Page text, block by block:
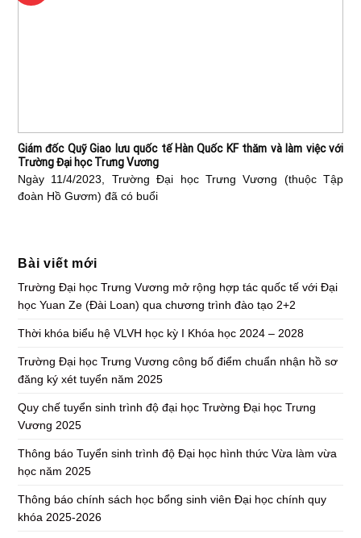
Giám đốc Quỹ Giao lưu quốc tế Hàn Quốc KF thăm và làm việc với
Trường Đại học Trưng Vương
Ngày 11/4/2023, Trường Đại học Trưng Vương (thuộc Tập
đoàn Hồ Gươm) đã có buổi
Bài viết mới
Trường Đại học Trưng Vương mở rộng hợp tác quốc tế với Đại
học Yuan Ze (Đài Loan) qua chương trình đào tạo 2+2
Thời khóa biểu hệ VLVH học kỳ I Khóa học 2024 – 2028
Trường Đại học Trưng Vương công bố điểm chuẩn nhận hồ sơ
đăng ký xét tuyển năm 2025
Quy chế tuyển sinh trình độ đại học Trường Đại học Trưng
Vương 2025
Thông báo Tuyển sinh trình độ Đại học hình thức Vừa làm vừa
học năm 2025
Thông báo chính sách học bổng sinh viên Đại học chính quy
khóa 2025-2026